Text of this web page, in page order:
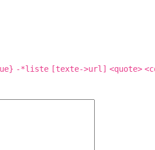
-*liste [texte->url] <quote>